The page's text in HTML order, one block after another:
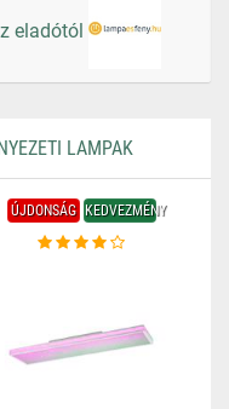
eladótól
LAMPAK
ÚJDONSÁG KEDVEZMÉNY